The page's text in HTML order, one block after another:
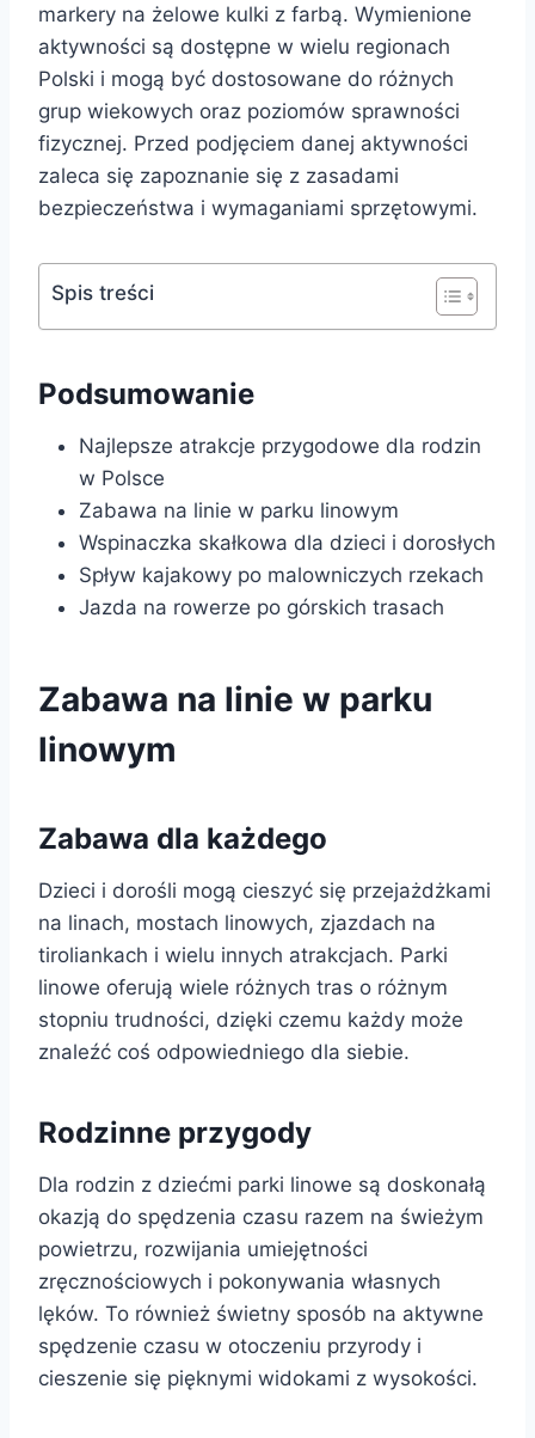
markery na żelowe kulki z farbą. Wymienione
aktywności są dostępne w wielu regionach
Polski i mogą być dostosowane do różnych
grup wiekowych oraz poziomów sprawności
fizycznej. Przed podjęciem danej aktywności
zaleca się zapoznanie się z zasadami
bezpieczeństwa i wymaganiami sprzętowymi.
Spis treści
Podsumowanie
Najlepsze atrakcje przygodowe dla rodzin
w Polsce
Zabawa na linie w parku linowym
Wspinaczka skałkowa dla dzieci i dorosłych
Spływ kajakowy po malowniczych rzekach
Jazda na rowerze po górskich trasach
Zabawa na linie w parku
linowym
Zabawa dla każdego
Dzieci i dorośli mogą cieszyć się przejażdżkami
na linach, mostach linowych, zjazdach na
tiroliankach i wielu innych atrakcjach. Parki
linowe oferują wiele różnych tras o różnym
stopniu trudności, dzięki czemu każdy może
znaleźć coś odpowiedniego dla siebie.
Rodzinne przygody
Dla rodzin z dziećmi parki linowe są doskonałą
okazją do spędzenia czasu razem na świeżym
powietrzu, rozwijania umiejętności
zręcznościowych i pokonywania własnych
lęków. To również świetny sposób na aktywne
spędzenie czasu w otoczeniu przyrody i
cieszenie się pięknymi widokami z wysokości.